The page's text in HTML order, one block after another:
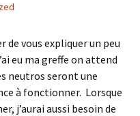
de vous expliquer un peu
eu ma greffe on attend
neutros seront une
à fonctionner. Lorsque
j’aurai aussi besoin de